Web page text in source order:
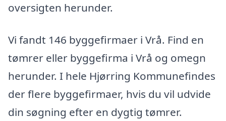
oversigten herunder.
Vi fandt 146 byggefirmaer i Vrå. Find en
tømrer eller byggefirma i Vrå og omegn
herunder. I hele Hjørring Kommunefindes
der flere byggefirmaer, hvis du vil udvide
din søgning efter en dygtig tømrer.